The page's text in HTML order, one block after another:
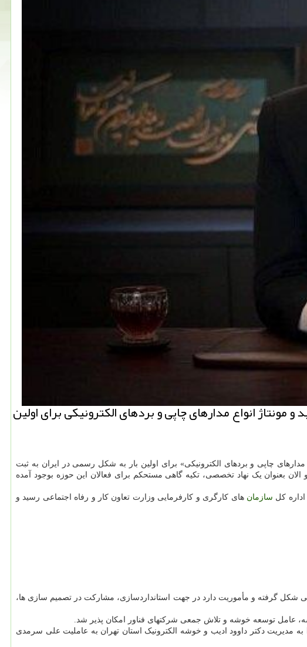
انواع مدارهای چاپی و بردهای الکترونیکی برای اولین
مدارهای چاپی و بردهای الکترونیکی» برای اولین بار به شکل رسمی در ایران به ثبت
بعنوان یک نهاد تخصصی، تکیه گاهی مستحکم برای فعالان این حوزه بوجود آمده
سازمان های کارگری و کارفرمایی وزارت تعاون کار و رفاه اجتماعی رسید و
شکل گرفته و مأموریت دارد در جهت استانداردسازی، مشارکت در تصمیم سازی ها،
توسعه خوشه و تلاش جمعی شرکتهای فناور امکان پذیر شد.
به مدیریت دکتر داوود ادیب و خوشه الکترونیک استان تهران به عاملیت علی سرمدی